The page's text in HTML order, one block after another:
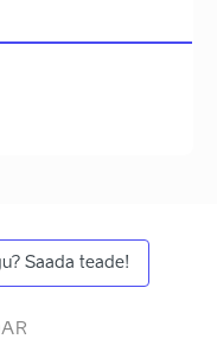
Saada teade!